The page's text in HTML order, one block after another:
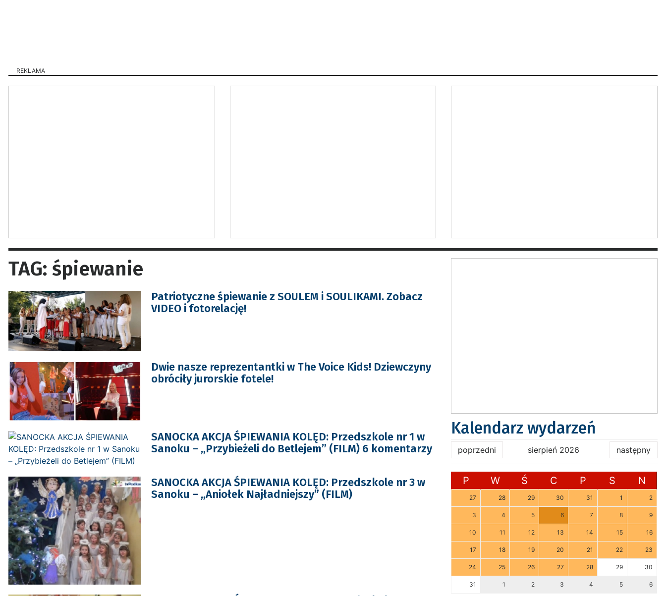
REKLAMA
TAG: śpiewanie
Patriotyczne śpiewanie z SOULEM i SOULIKAMI. Zobacz
VIDEO i fotorelację!
Dwie nasze reprezentantki w The Voice Kids! Dziewczyny
obróciły jurorskie fotele!
SANOCKA AKCJA ŚPIEWANIA KOLĘD: Przedszkole nr 1 w
Sanoku – „Przybieżeli do Betlejem” (FILM) 6 komentarzy
SANOCKA AKCJA ŚPIEWANIA KOLĘD: Przedszkole nr 3 w
Sanoku – „Aniołek Najładniejszy” (FILM)
Kalendarz wydarzeń
poprzedni sierpień 2026 następny
P W Ś C P S N
27 28 29 30 31 1 2
3 4 5 6 7 8 9
10 11 12 13 14 15 16
17 18 19 20 21 22 23
24 25 26 27 28 29 30
31 1 2 3 4 5 6